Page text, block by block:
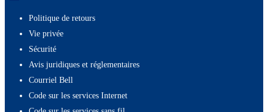
Politique de retours
Vie privée
Sécurité
Avis juridiques et réglementaires
Courriel Bell
Code sur les services Internet